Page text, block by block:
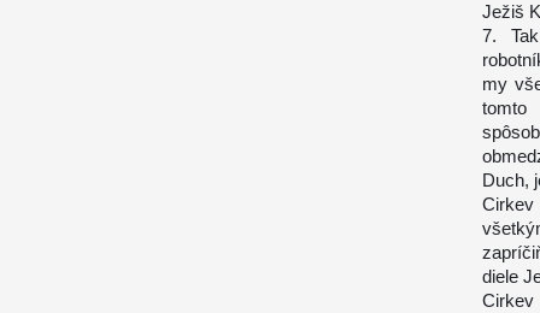
Ježiš
7.
my
tomto
Duch,
diele